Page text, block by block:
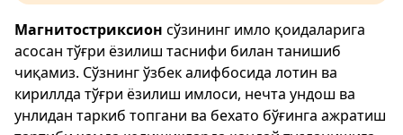
Магнитостриксион сўзининг имло қоидаларига
асосан тўғри ёзилиш таснифи билан танишиб
чиқамиз. Сўзнинг ўзбек алифбосида лотин ва
кириллда тўғри ёзилиш имлоси, нечта ундош ва
унлидан таркиб топгани ва бехато бўғинга ажратиш